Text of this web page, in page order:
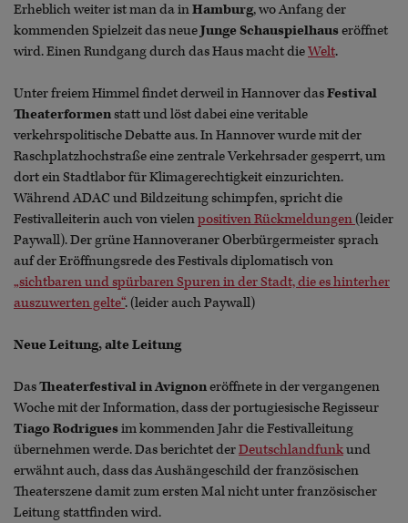
Erheblich weiter ist man da inHamburg, wo Anfang der
kommenden Spielzeit das neueJunge Schauspielhauseröffnet
wird. Einen Rundgang durch das Haus macht dieWelt.
Unter freiem Himmel findet derweil in Hannover dasFestival
Theaterformenstatt und löst dabei eine veritable
verkehrspolitische Debatte aus. In Hannover wurde mit der
Raschplatzhochstraße eine zentrale Verkehrsader gesperrt, um
dort ein Stadtlabor für Klimagerechtigkeit einzurichten.
Während ADAC und Bildzeitung schimpfen, spricht die
Festivalleiterin auch von vielenpositiven Rückmeldungen(leider
Paywall). Der grüne Hannoveraner Oberbürgermeister sprach
auf der Eröffnungsrede des Festivals diplomatisch von
„sichtbaren und spürbaren Spuren in der Stadt, die es hinterher
auszuwerten gelte“. (leider auch Paywall)
Neue Leitung, alte Leitung
DasTheaterfestival in Avignoneröffnete in der vergangenen
Woche mit der Information, dass der portugiesische Regisseur
Tiago Rodriguesim kommenden Jahr die Festivalleitung
übernehmen werde. Das berichtet derDeutschlandfunkund
erwähnt auch, dass das Aushängeschild der französischen
Theaterszene damit zum ersten Mal nicht unter französischer
Leitung stattfinden wird.